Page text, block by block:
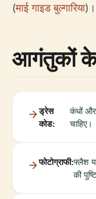
(माई गाइड बुल्गारिया)।
आगंतुकों के
ड्रेस
कोड:
कंधों और
चाहिए।
फोटोग्राफी:फ्लैश
की